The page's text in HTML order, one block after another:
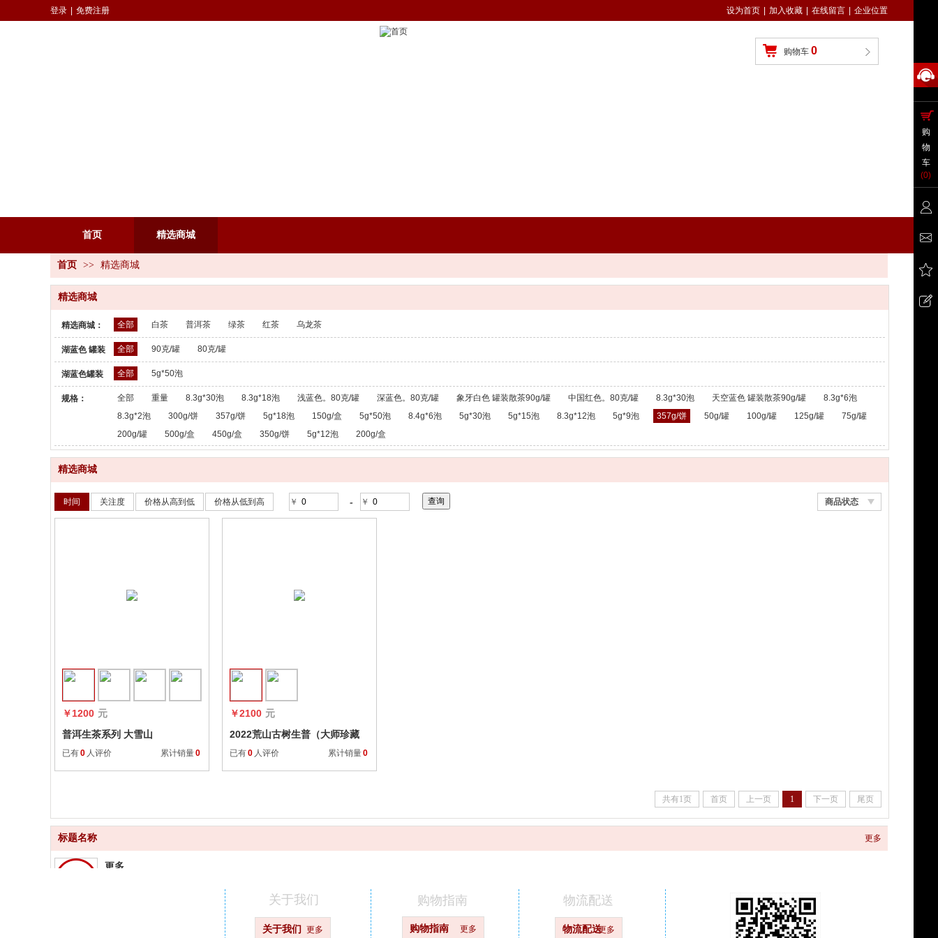
购物车 0
登录 免费注册 设为首页 加入收藏 在线留言 企业位置
首页 精选商城
首页 >> 精选商城
精选商城
精选商城： 全部 白茶 普洱茶 绿茶 红茶 乌龙茶
湖蓝色 罐装
散茶：
全部 90克/罐 80克/罐
湖蓝色罐装
散茶：
全部 5g*50泡
规格： 全部 重量 8.3g*30泡 8.3g*18泡 浅蓝色。80克/罐 深蓝色。80克/罐 象牙白色 罐装散茶90g/罐 中国红色。80克/罐 8.3g*30泡 天空蓝色 罐装散茶90g/罐
8.3g*6泡
8.3g*2泡
300g/饼 357g/饼 5g*18泡 150g/盒 5g*50泡 8.4g*6泡 5g*30泡 5g*15泡 8.3g*12泡 5g*9泡 357g/饼 50g/罐 100g/罐 125g/罐
75g/罐
200g/罐
500g/盒 450g/盒 350g/饼 5g*12泡 200g/盒
精选商城
商品状态
时间 关注度 价格从高到低 价格从低到高 ￥ - ￥
￥1200 元
普洱生茶系列 大雪山
已有0 人评价 累计销量0
￥2100 元
2022荒山古树生普（大师珍藏
版）
已有0 人评价 累计销量0
共有1页 首页 上一页 1 下一页 尾页
标题名称 更多
更多
关于我们 更多 购物指南 更多 物流配送更多
关于我们 购物指南 物流配送
购
物
车
(0)